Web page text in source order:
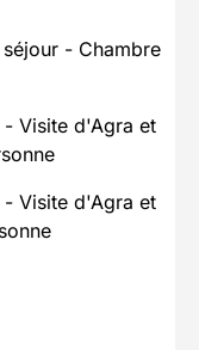
- Chambre
Visite d'Agra et
Visite d'Agra et